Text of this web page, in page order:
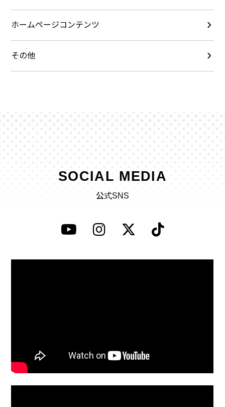
ホームページコンテンツ
その他
SOCIAL MEDIA
公式SNS